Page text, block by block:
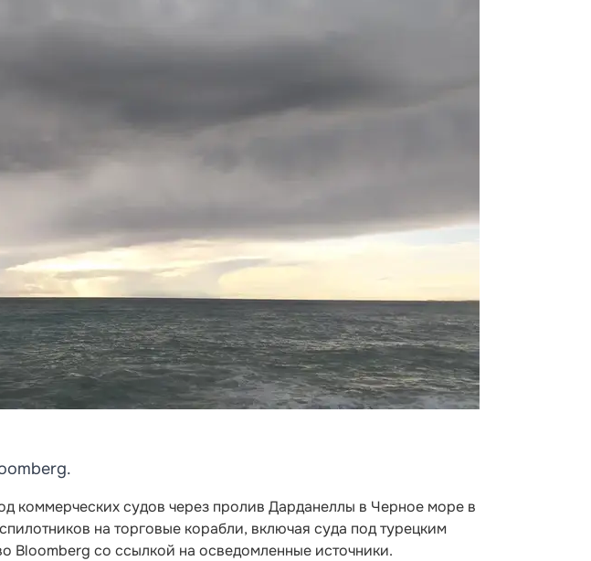
коммерческих судов через пролив Дарданеллы в Черное море в
на торговые корабли, включая суда под турецким
Bloomberg со ссылкой на осведомленные источники.